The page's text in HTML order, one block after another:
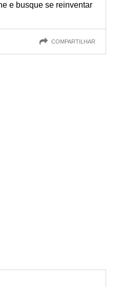
e busque se reinventar
COMPARTILHAR